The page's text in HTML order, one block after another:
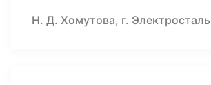
Н. Д. Хомутова, г. Электросталь